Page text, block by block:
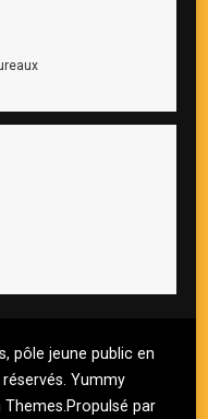
pôle jeune public en
Yummy
Themes.Propulsé par